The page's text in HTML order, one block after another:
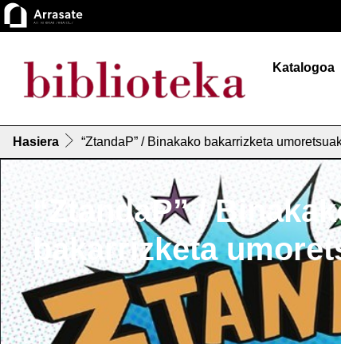
Katalogoa
Hasiera “ZtandaP” / Binakako bakarrizketa
“ZtandaP” /
bakarrizketa